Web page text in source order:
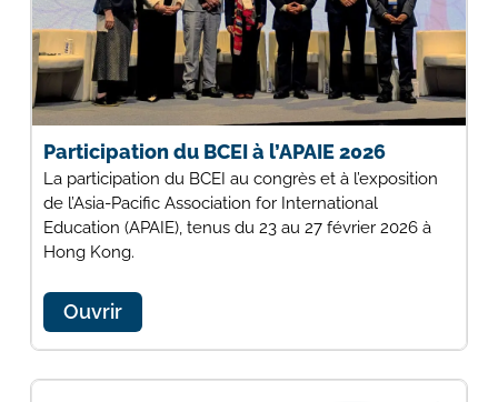
Participation du BCEI à l’APAIE 2026
La participation du BCEI au congrès et à l’exposition
de l’Asia-Pacific Association for International
Education (APAIE), tenus du 23 au 27 février 2026 à
Hong Kong.
Ouvrir